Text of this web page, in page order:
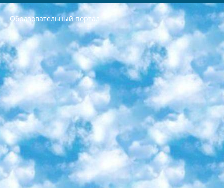
Образовательный портал
РЕСПУБЛИКА УЗБЕКИСТАН МИНИСТРЕРСТВО ДОШКОЛЬНОГО И ШКОЛЬНОГО ОБРАЗОВАНИЯ КОМАНДА в общеобразовательных учреждениях в 2023-2024 учебном году организация и проведение итоговой государственной аттестации обучающихся о Министра дошкольного и школьного образования Республики Узбекистан от 4 марта 2008 года (постановлением Минюста от 20 марта 2008 года № 1778 государственной регистрации) «Итоговое состояние учащихся общего среднего образования на основании положения об утверждении положения об аттестации общего среднего образования выпускной экзамен студентов в образовательных учреждениях в 2023-2024 учебном году В целях организации и прохождения аттестации приказываю: 1. Следующее: перечень предметов, по которым будет проводиться итоговая государственная аттестация и экзамен формы перевода согласно приложению 1; сертификаты международного образца, оценивающие уровень владения иностранными языками перечень согласно приложению 2; 2. Педагогический при специализированных образовательных учреждениях. научно-практический центр квалификации и международной оценки (Д.Давидова) 2024 г. До 25 марта: задания по предметам, по которым будет проводиться итоговая аттестация разработка и утверждение технических условий; итоговая аттестация на основании разработанного предметного задания разработка вопросов по предметам (устно и письменно), экзамен передача; общеобразовательные средние школы и специальные учебные заведения учащиеся выпускных классов школ и интернатов в агентской системе подготовка базы данных экзаменационных материалов и критериев оценки; перевод базы экзаменационных материалов на все языки обучения подать в Республиканский образовательный центр для изготовления; варианты экзаменов на основе разработанных контрольных материалов пусть будут поставлены задачи формирования. 3. Республиканский образовательный центр (Ш.Худайкулов) до 5 апреля 2024 года. до: база данных предоставленных экзаменационных материалов на все языки обучения перевод и экспертиза; для слепых, слабовидящих, глухих, слабослышащих и умственно отсталых детей учащиеся выпускных классов специализированных школ и школ-интернатов база данных экзаменационных материалов на всех преподаваемых языках подготовка критериев оценки; специализированные школы для умственно отсталых детей и технологии для учащихся выпускных классов школ-интернатов разработка соответствующих рекомендаций и критериев проведения ЕГЭ по естествознанию давать задания. 4. Педагогический при специализированных образовательных учреждениях. Научно-практический центр навыков и международной оценки (Д.Давидова), Республика образовательный центр (Худайкулов Ш.) итоговый государственный аттестационный экзамен ориентирован на творческое и логическое мышление при подготовке базы материалов учитывать введение заданий. 5. Следует отметить, что: сертификат государственного образца о знании общеобразовательного предмета и как минимум национальный уровень B1 по предметам на иностранных языках, указанным в Приложении 2. или международно признанный сертификат эквивалентного уровня студенты, изучающие определенный предмет, освобождаются от экзамена; по соответствующим предметам запланирована итоговая государственная аттестация за день до дня, путем жеребьевки Рабочей группой (в письменной форме по предметам, проводимым в форме) из числа сформированных вариантов выбрано 2 варианта; 2 выбранных варианта экзамена анонсированы на официальном сайте министерства и все выпускники по всей стране на основе этих вариантов проводит итоговую государственную аттестацию. 6. Государственное образование учащихся средних общеобразовательных учреждений. знания в соответствии с квалификационными требованиями, которые необходимо приобрести на основании стандартов итоговый (выпускной) контроль для 9 и 11 классов в целях тестирования Экзамены (далее – экзамены) состоят из предметов, перечисленных в приложении 1. будет сделано. 7. Экзамены пройдут с 26 мая по 15 июня 2024 г. (кроме науки физического воспитания). 8. Физическая для учащихся 9 классов общесредних образовательных учреждений. Экзамены по предмету «Образование, квалификация медицина» 1-6 мая 2024 года. сотрудники перевести под присмотр (с отклонениями в физическом или умственном развитии) специализированная школа для детей, школы-интернаты и со сколиозом школы-интернаты санаторного типа для больных детей исключены). 9. Он был слепым, слабовидящим и имел нарушения опорно-двигательного аппарата. экзамены в специализированных школах и интернатах для детей должны проводиться исходя из требований, предъявляемых к общеобразовательным учреждениям (физкультура кроме науки). 10. Специализированная школа для глухих и слабослышащих детей. и экзамены в интернатах и быть реализован в виде письменного теста по математике. 11. Специальность для умственно отсталых детей. Для 9 класса Родной язык и литературное письмо Государственный язык (язык обучения – узбекский). для неклассов) написано Математическое письмо Письменная/устная история Узбекистана Физическое воспитание практично Итоговый контроль Для 11 класса Написание родного языка и литературы (эссе) Математическое письмо Узбекский язык (обучение на узбекском языке) не посещающее общее среднее образование для учреждений)/Образовательное учреждение выбор письменный и устный Иностранный язык письменный/устный Письменная/устная история Узбекистана *По выбору студента:  Химия  Физика  Основы государственного права  География 10 бесплатных образовательных ресурсов - Мы составили подборку онлайн-проектов с интерактивными упражнениями, видеолекциями и статьями. Они помогут вам обрести новые и освежить старые знания бесплатно. 1. «ИНТУИТ» Старейшая образовательная площадка Рунета. Здесь вы найдёте сотни текстовых и видеокурсов на десятки различных тем — от программирования до психологии. Многие курсы подготовлены российскими университетами и крупными международными компаниями вроде Intel и Microsoft. Самостоятельное обучение бесплатное, но желающие могут оплатить услуги персональных наставников. 2. «Смартия» знакомит с актуальными профессиями и подсказывает, как им обучаться. Выбрав заинтересовавшую вас специальность — SMM-специалист, фотограф, веб-дизайнер или другую, — увидите список необходимых для неё умений. Чтобы вы могли освоить их самостоятельно, для каждого умения площадка отображает подборку ссылок на учебные материалы. Хотя «Смартия» ориентируется на русскоязычную аудиторию, часть контента всё же доступна только на английском. 3. «Лекторий Физтеха» Проект Московского физико-технического института (Физтеха). С его помощью вы можете смотреть онлайн серии лекций, записанные на видео в этом вузе. В числе доступных предметов — физика, биология, химия, информационные технологии и другие. К некоторым лекциям администрация ресурса прилагает готовые конспекты, которые можно скачивать в PDF-формате. 4. ITMOcourses Онлайн-площадка Санкт-Петербургского национального исследовательского университета информационных технологий, механики и оптики (ИТМО). Ресурс предоставляет свободный доступ к курсам, разработанным в этом вузе. Каталог материалов разбит на четыре категории: «Оптические системы и технологии», «Приборостроение и робототехника», «Информационные технологии» и «Биотехнологии». Курсы состоят из видеолекций, интерактивных демонстраций и заданий. 5. «КиберЛенинка» Электронная научная библиотека открытого доступа. Каталог площадки регулярно обрастает текстами статей из различных научных изданий. Сгруппированные по журналам и рубрикам публикации можно читать онлайн или скачивать целиком в PDF-формате. Проект нацелен на популяризацию науки за счёт открытого доступа к качественной информации. 6. «ПостНаука» На этом ресурсе публикуют подборки видеолекций, составленные экспертами из разных отраслей и объединённые общими темами. Среди них, к примеру, есть серии «Биоинформатика и геномика», «Культура средневековой Скандинавии» и Cinema Studies о теории кино. Каждая подборка лекций — логически связанная история, рассказанная экспертом от первого лица. Кроме того, на сайте появляются научно-образовательные статьи и тесты на разные темы. 7. «Newочём» Команда проекта «Newочём» отбирает самые интересные тексты из англоязычных СМИ и переводит те из них, за которые голосуют участники сообщества «ВКонтакте». По большей части это научно-популярные статьи. Редакторы придумывают лишь заголовки, в остальном содержание переводов соответствует оригиналам. Полные тексты можно читать прямо в социальной сети. 8. InternetUrok Онлайн-база материалов по основным дисциплинам школьной программы. Информация на сайте структурирована по классам, предметам и темам (урокам). Каждый урок состоит из видеолекций и конспектов. Есть также интерактивные тренажёры и тесты для закрепления пройденного материала. Даже если вы давно окончили школу, возможность повторить программу старших классов всегда может пригодиться. 9. Edutainme Ещё один ресурс об образовании. В отличие от Newtonew, как мне кажется, Edutainme больше ориентируется на представителей индустрии: педагогов, предпринимателей, разработчиков образовательных проектов. Но и любой, кто просто стремится к саморазвитию, найдёт на сайте много полезного и интересного для себя. Например, информацию о новых курсах и образовательных сервисах. 10. Newtonew Онлайн-медиа об образовании и обучении в широком смысле. Авторы Newtonew пишут об инструментах, заведениях, тактиках и стратегиях, которые помогают учить других и получать новые знания самостоятельно. На этой площадке вы найдёте новости, обзоры, аналитические мат